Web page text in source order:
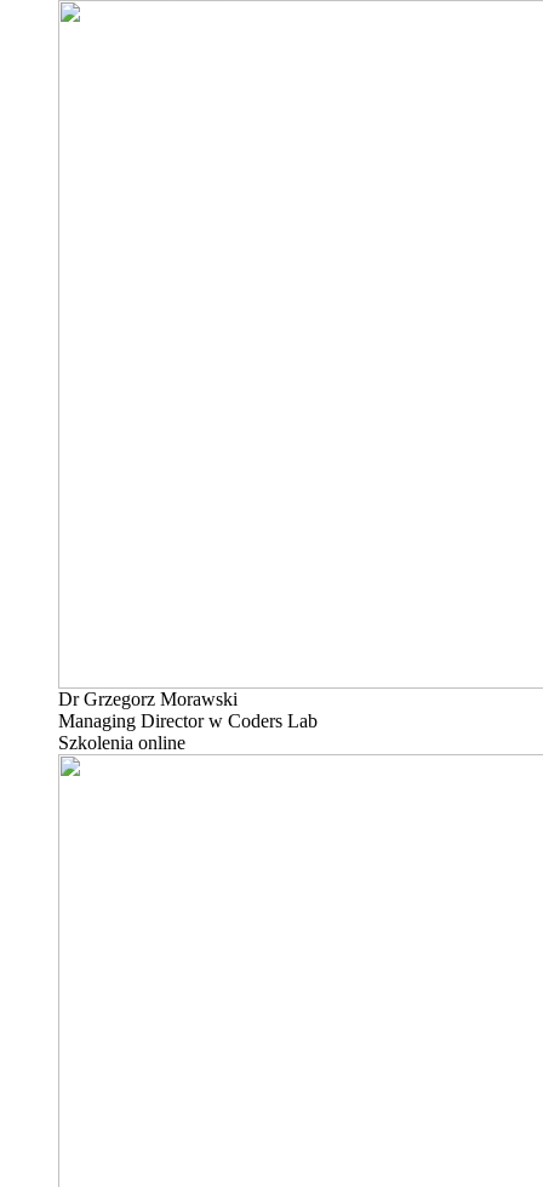
Dr Grzegorz Morawski
Managing Director w Coders Lab
Szkolenia online